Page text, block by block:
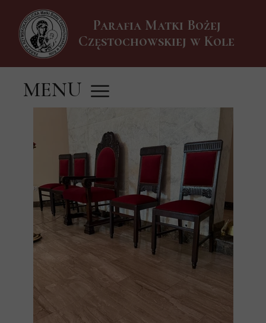
MENU
Parafia Matki Bożej
Częstochowskiej w Kole